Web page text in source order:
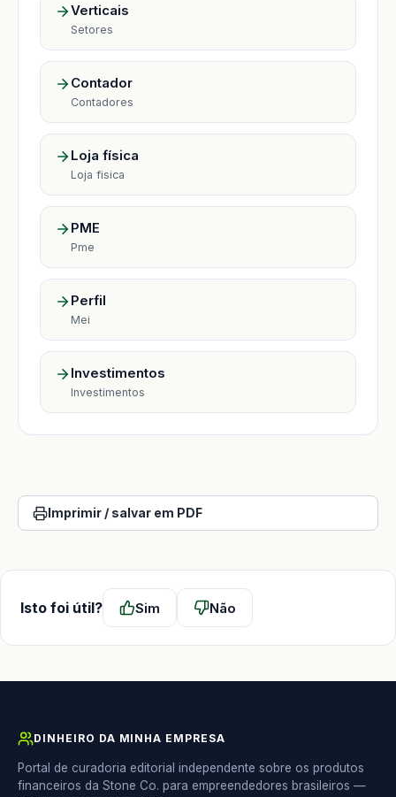
Verticais
Setores
Contador
Contadores
Loja física
Loja fisica
PME
Pme
Perfil
Mei
Investimentos
Investimentos
Imprimir / salvar em PDF
Isto foi útil? Sim Não
DINHEIRO DA MINHA EMPRESA
Portal de curadoria editorial independente sobre os produtos
financeiros da Stone Co. para empreendedores brasileiros —